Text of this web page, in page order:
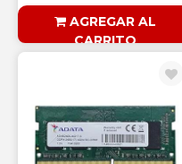
AGREGAR AL
CARRITO